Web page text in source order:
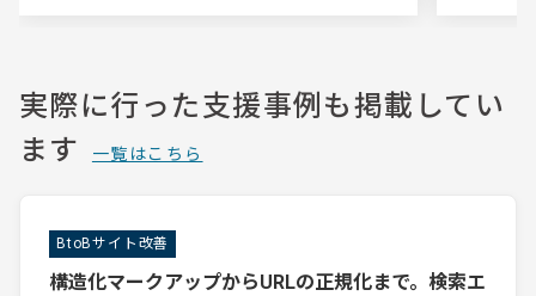
実際に行った支援事例も掲載してい
ます
一覧はこちら
BtoBサイト改善
構造化マークアップからURLの正規化まで。検索エ